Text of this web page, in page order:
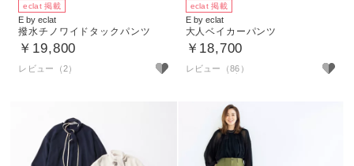
eclat 掲載
E by eclat
撥水チノワイドタックパンツ
￥19,800
レビュー（2）
eclat 掲載
E by eclat
大人ベイカーパンツ
￥18,700
レビュー（86）